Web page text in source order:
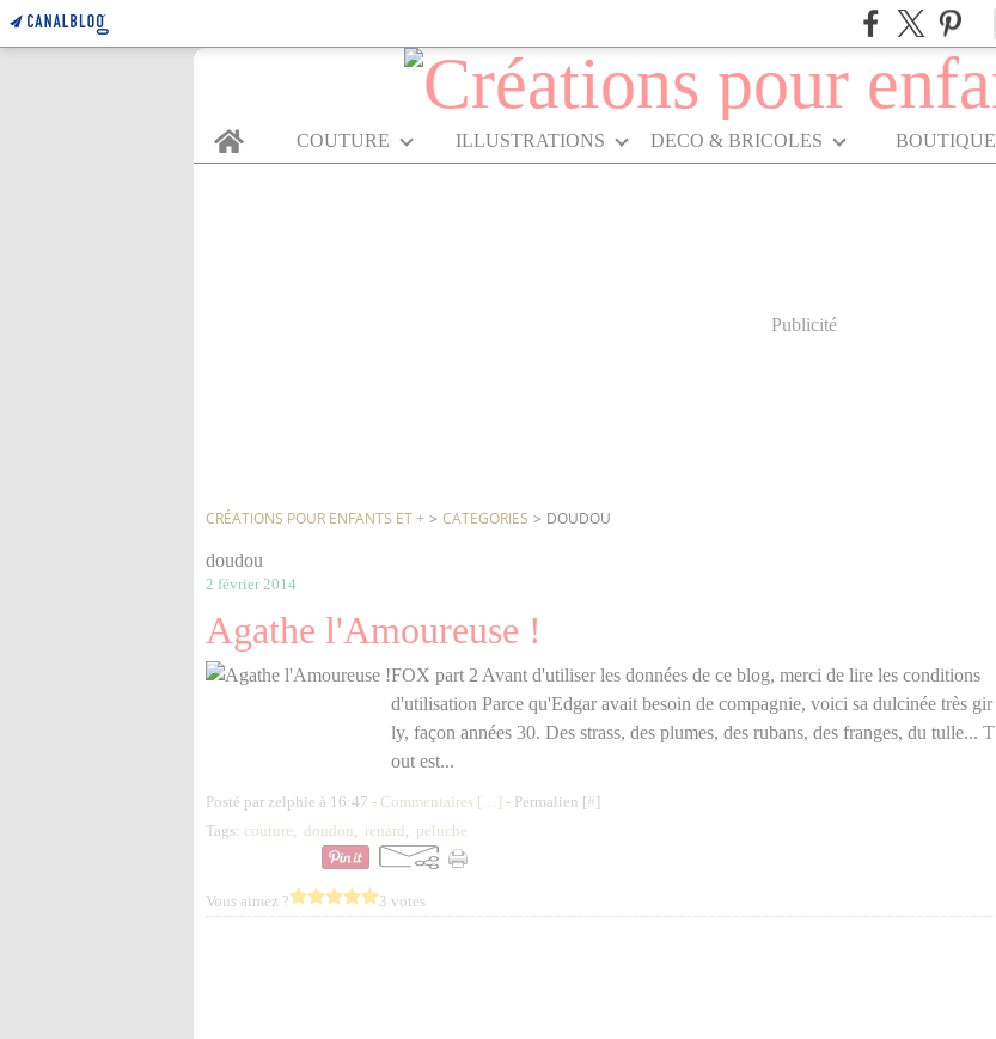
Home
COUTURE ILLUSTRATIONS DECO & BRICOLES BOUTIQUE
Publicité
CRÉATIONS POUR ENFANTS ET + > CATEGORIES > DOUDOU
doudou
2 février 2014
Agathe l'Amoureuse !
FOX part 2 Avant d'utiliser les données de ce blog, merci de lire les conditions
d'utilisation Parce qu'Edgar avait besoin de compagnie, voici sa dulcinée très gir
ly, façon années 30. Des strass, des plumes, des rubans, des franges, du tulle... T
out est...
Posté par zelphie à 16:47 - Commentaires [… ] - Permalien [#]
Tags: couture, doudou, renard, peluche
Vous aimez ? 3 votes